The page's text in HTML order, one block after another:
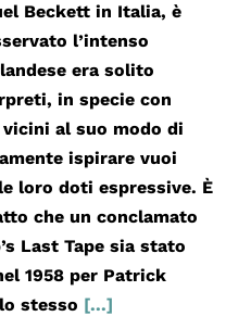
Beckett in Italia, è
l’intenso
era solito
in specie con
al suo modo di
ispirare vuoi
loro doti espressive. È
che un conclamato
Last Tape sia stato
1958 per Patrick
stesso [...]